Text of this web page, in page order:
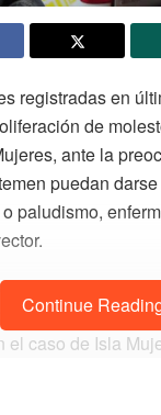
registradas en
de
ante la
puedan
paludismo,
Número
de
el caso de Isla
Continue